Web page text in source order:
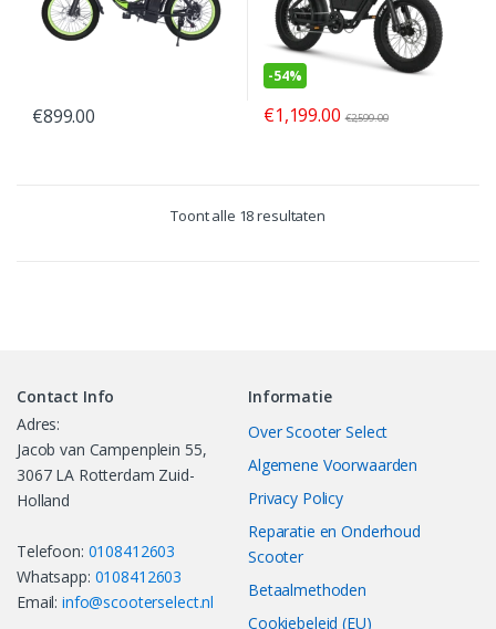
€899.00
-54%
€1,199.00 €2,599.00
Toont alle 18 resultaten
Contact Info
Adres:
Jacob van Campenplein 55,
3067 LA Rotterdam Zuid-
Holland
Telefoon: 0108412603
Whatsapp: 0108412603
Email:info@scooterselect.nl
Informatie
Over Scooter Select
Algemene Voorwaarden
Privacy Policy
Reparatie en Onderhoud
Scooter
Betaalmethoden
Cookiebeleid (EU)